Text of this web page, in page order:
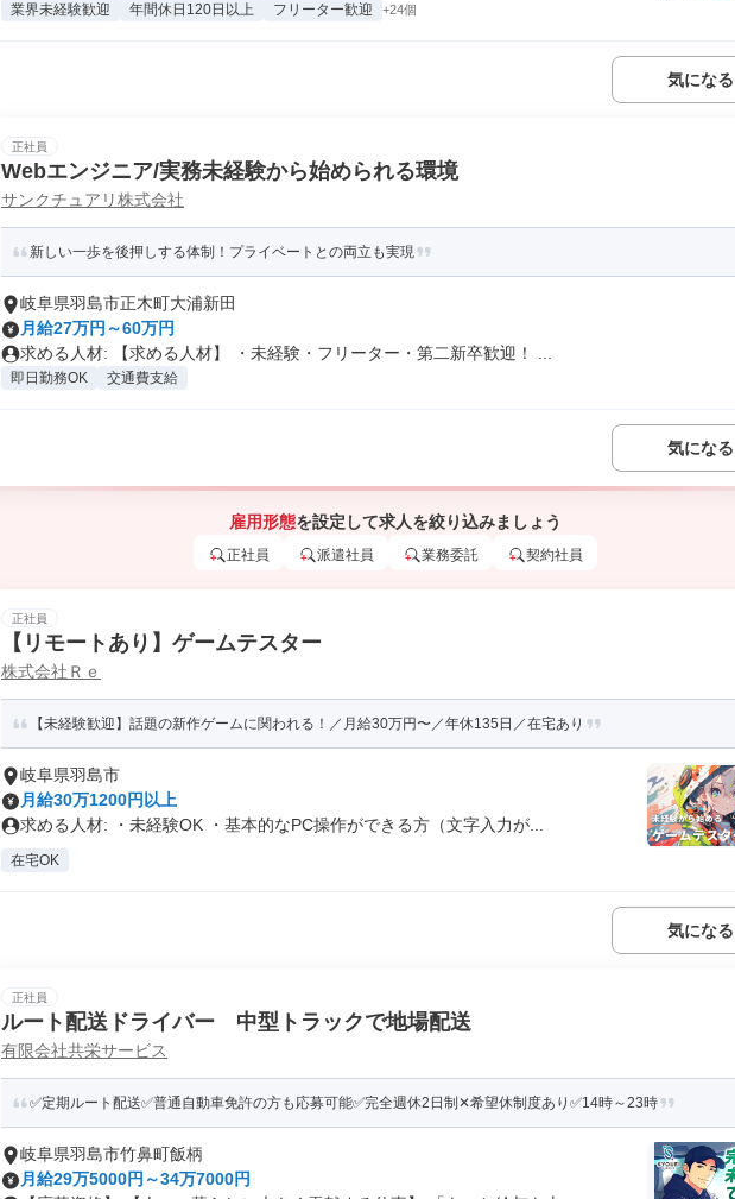
業界未経験歓迎 年間休日120日以上 フリーター歓迎 +24個
気になる
正社員
Webエンジニア/実務未経験から始められる環境
サンクチュアリ株式会社
新しい一歩を後押しする体制！プライベートとの両立も実現
岐阜県羽島市正木町大浦新田
月給27万円～60万円
求める人材: 【求める人材】 ・未経験・フリーター・第二新卒歓迎！ ...
即日勤務OK 交通費支給
気になる
雇用形態を設定して求人を絞り込みましょう
正社員 派遣社員 業務委託 契約社員
正社員
【リモートあり】ゲームテスター
株式会社Ｒｅ
【未経験歓迎】話題の新作ゲームに関われる！／月給30万円〜／年休135日／在宅あり
岐阜県羽島市
月給30万1200円以上
求める人材: ・未経験OK ・基本的なPC操作ができる方（文字入力が...
在宅OK
気になる
正社員
ルート配送ドライバー 中型トラックで地場配送
有限会社共栄サービス
✅定期ルート配送✅普通自動車免許の方も応募可能✅完全週休2日制✕希望休制度あり✅14時～23時
岐阜県羽島市竹鼻町飯柄
月給29万5000円～34万7000円